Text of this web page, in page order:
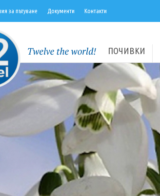
за пътуване Документи Контакти
ПОЧИВКИ